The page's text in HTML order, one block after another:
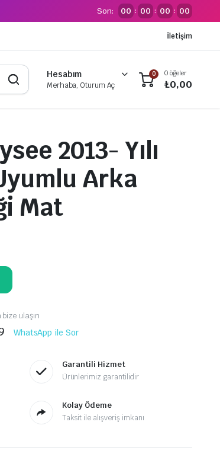
Son: 00 : 00 : 00 : 00
İletişim
Hesabım
Merhaba, Oturum Aç
0 0 öğeler
₺0,00
2013- Yılı
Arka
Mat
ulaşın
WhatsApp ile Sor
Garantili Hizmet
Ürünlerimiz garantilidir
Kolay Ödeme
Taksit ile alışveriş imkanı